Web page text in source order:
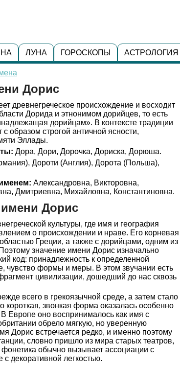
ЛУНА ГОРОСКОПЫ АСТРОЛОГИЯ
Дорис
древнегреческое происхождение и восходит
Дорида и этнонимом дорийцев, то есть
дорийцам». В контексте традиции
образом строгой античной ясности,
Эллады.
Дора, Дори, Дорочка, Дориска, Дорюша.
Дороти (Англия), Дорота (Польша),
Александровна, Викторовна,
Дмитриевна, Михайловна, Константиновна.
Дорис
культуры, где имя и география
о происхождении и нраве. Его корневая
Греции, а также с дорийцами, одним из
значение имени Дорис изначально
код: принадлежность к определенной
чувство формы и меры. В этом звучании есть
цивилизации, дошедший до нас сквозь
всего в грекоязычной среде, а затем стало
короткая, звонкая форма оказалась особенно
Европе оно воспринималось как имя с
обрело мягкую, но уверенную
Дорис встречается редко, и именно поэтому
словно пришло из мира старых театров,
обычно вызывает ассоциации с
декоративной легкостью.